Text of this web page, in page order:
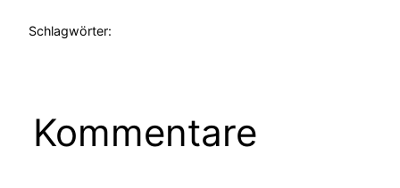
Schlagwörter:
Kommentare